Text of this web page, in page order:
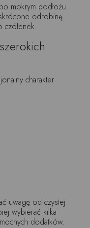
mokrym podłożu.
odrobinę
charakter
uwagę od czystej
wybierać kilka
dodatków.